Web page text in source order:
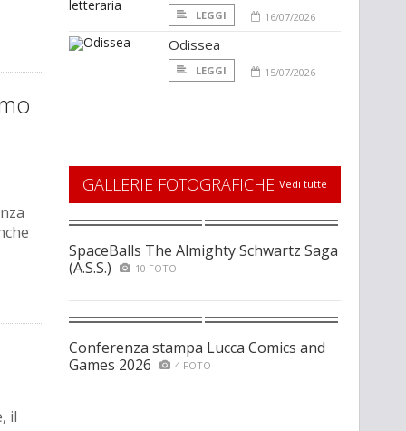
il
LEGGI 16/07/2026
Odissea
LEGGI 15/07/2026
GALLERIE FOTOGRAFICHE Vedi tutte
SpaceBalls The Almighty Schwartz Saga
(A.S.S.)
10 FOTO
Conferenza stampa Lucca Comics and
Games 2026
4 FOTO